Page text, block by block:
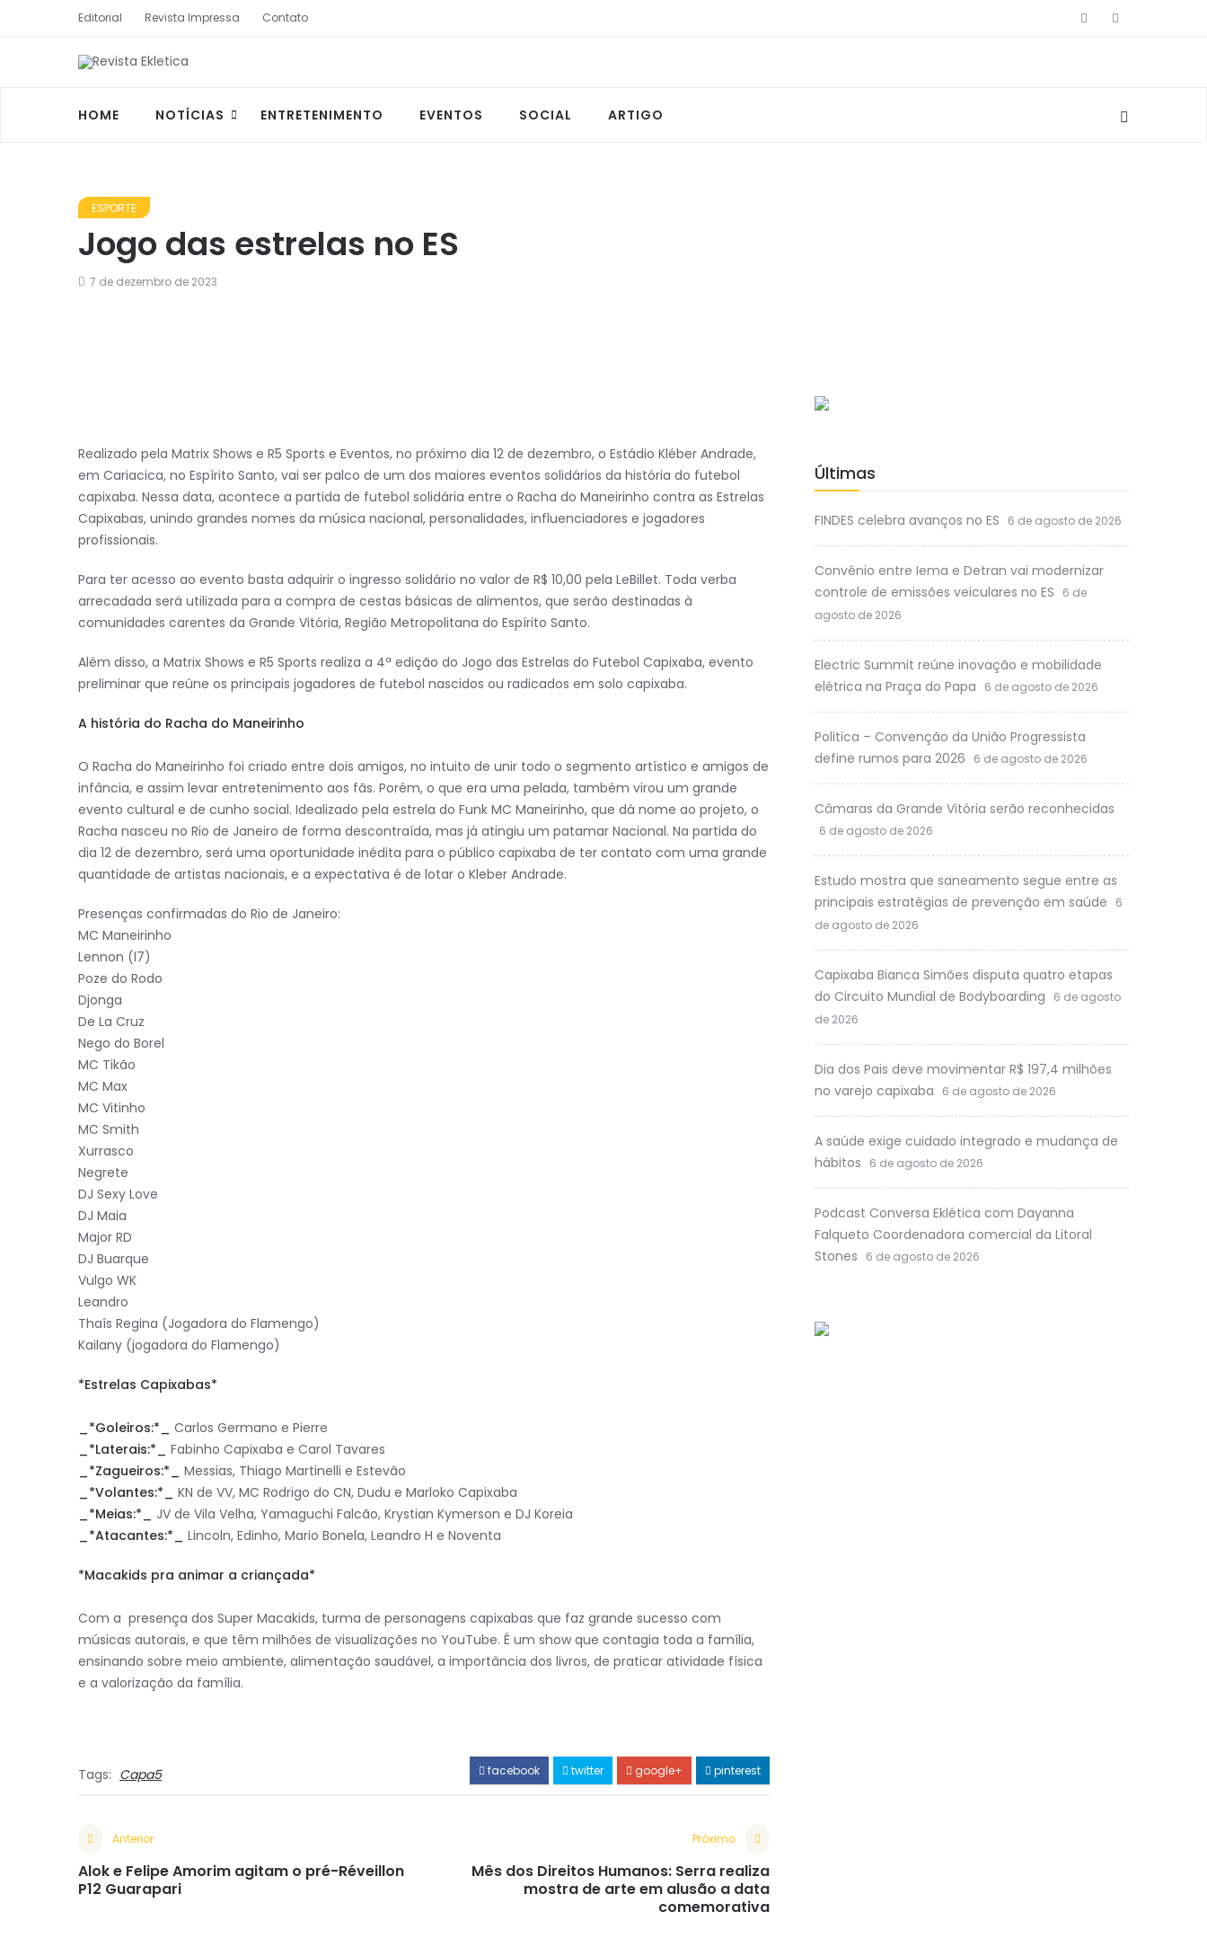
Editorial Revista Impressa Contato
HOME NOTÍCIAS ENTRETENIMENTO EVENTOS SOCIAL ARTIGO
ESPORTE
Jogo das estrelas no ES
7 de dezembro de 2023
Realizado pela Matrix Shows e R5 Sports e Eventos, no próximo dia 12 de dezembro, o Estádio Kléber Andrade,
em Cariacica, no Espírito Santo, vai ser palco de um dos maiores eventos solidários da história do futebol
capixaba. Nessa data, acontece a partida de futebol solidária entre o Racha do Maneirinho contra as Estrelas
Capixabas, unindo grandes nomes da música nacional, personalidades, influenciadores e jogadores
profissionais.
Para ter acesso ao evento basta adquirir o ingresso solidário no valor de R$ 10,00 pela LeBillet. Toda verba
arrecadada será utilizada para a compra de cestas básicas de alimentos, que serão destinadas à
comunidades carentes da Grande Vitória, Região Metropolitana do Espírito Santo.
Além disso, a Matrix Shows e R5 Sports realiza a 4ª edição do Jogo das Estrelas do Futebol Capixaba, evento
preliminar que reúne os principais jogadores de futebol nascidos ou radicados em solo capixaba.
A história do Racha do Maneirinho
O Racha do Maneirinho foi criado entre dois amigos, no intuito de unir todo o segmento artístico e amigos de
infância, e assim levar entretenimento aos fãs. Porém, o que era uma pelada, também virou um grande
evento cultural e de cunho social. Idealizado pela estrela do Funk MC Maneirinho, que dá nome ao projeto, o
Racha nasceu no Rio de Janeiro de forma descontraída, mas já atingiu um patamar Nacional. Na partida do
dia 12 de dezembro, será uma oportunidade inédita para o público capixaba de ter contato com uma grande
quantidade de artistas nacionais, e a expectativa é de lotar o Kleber Andrade.
Presenças confirmadas do Rio de Janeiro:
MC Maneirinho
Lennon (l7)
Poze do Rodo
Djonga
De La Cruz
Nego do Borel
MC Tikão
MC Max
MC Vitinho
MC Smith
Xurrasco
Negrete
DJ Sexy Love
DJ Maia
Major RD
DJ Buarque
Vulgo WK
Leandro
Thaís Regina (Jogadora do Flamengo)
Kailany (jogadora do Flamengo)
*Estrelas Capixabas*
_*Goleiros:*_
Carlos Germano e Pierre
_*Laterais:*_
Fabinho Capixaba e Carol Tavares
_*Zagueiros:*_
Messias, Thiago Martinelli e Estevão
_*Volantes:*_
KN de VV, MC Rodrigo do CN, Dudu e Marloko Capixaba
_*Meias:*_
JV de Vila Velha, Yamaguchi Falcão, Krystian Kymerson e DJ Koreia
_*Atacantes:*_
Lincoln, Edinho, Mario Bonela, Leandro H e Noventa
*Macakids pra animar a criançada*
Com a presença dos Super Macakids, turma de personagens capixabas que faz grande sucesso com
músicas autorais, e que têm milhões de visualizações no YouTube. É um show que contagia toda a família,
ensinando sobre meio ambiente, alimentação saudável, a importância dos livros, de praticar atividade física
e a valorização da família.
Tags: Capa5 facebook twitter google+ pinterest
Anterior
Alok e Felipe Amorim agitam o pré-Réveillon
P12 Guarapari
Próximo
Mês dos Direitos Humanos: Serra realiza
mostra de arte em alusão a data
comemorativa
Últimas
FINDES celebra avanços no ES 6 de agosto de 2026
Convênio entre Iema e Detran vai modernizar
controle de emissões veiculares no ES
6 de
agosto de 2026
Electric Summit reúne inovação e mobilidade
elétrica na Praça do Papa
6 de agosto de 2026
Politica – Convenção da União Progressista
define rumos para 2026
6 de agosto de 2026
Câmaras da Grande Vitória serão reconhecidas
6 de agosto de 2026
Estudo mostra que saneamento segue entre as
principais estratégias de prevenção em saúde
6
de agosto de 2026
Capixaba Bianca Simões disputa quatro etapas
do Circuito Mundial de Bodyboarding
6 de agosto
de 2026
Dia dos Pais deve movimentar R$ 197,4 milhões
no varejo capixaba
6 de agosto de 2026
A saúde exige cuidado integrado e mudança de
hábitos
6 de agosto de 2026
Podcast Conversa Eklética com Dayanna
Falqueto Coordenadora comercial da Litoral
Stones
6 de agosto de 2026